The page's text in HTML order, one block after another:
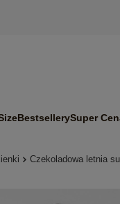
BestsellerySuper
Czekoladowa letnia